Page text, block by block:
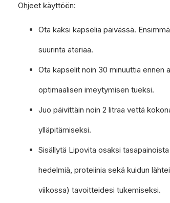
Ohjeet käyttöön:
Ota kaksi kapselia päivässä.
suurinta ateriaa.
Ota kapselit noin 30 minuuttia ennen
optimaalisen imeytymisen tueksi.
Juo päivittäin noin 2 litraa vettä
ylläpitämiseksi.
Sisällytä Lipovita osaksi
hedelmiä, proteiinia sekä kuidun
viikossa) tavoitteidesi tukemiseksi.